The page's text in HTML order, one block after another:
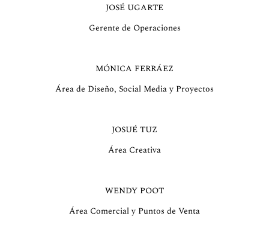
JOSÉ UGARTE
Gerente de Operaciones
MÓNICA FERRÁEZ
Área de Diseño, Social Media y Proyectos
JOSUÉ TUZ
Área Creativa
WENDY POOT
Área Comercial y Puntos de Venta